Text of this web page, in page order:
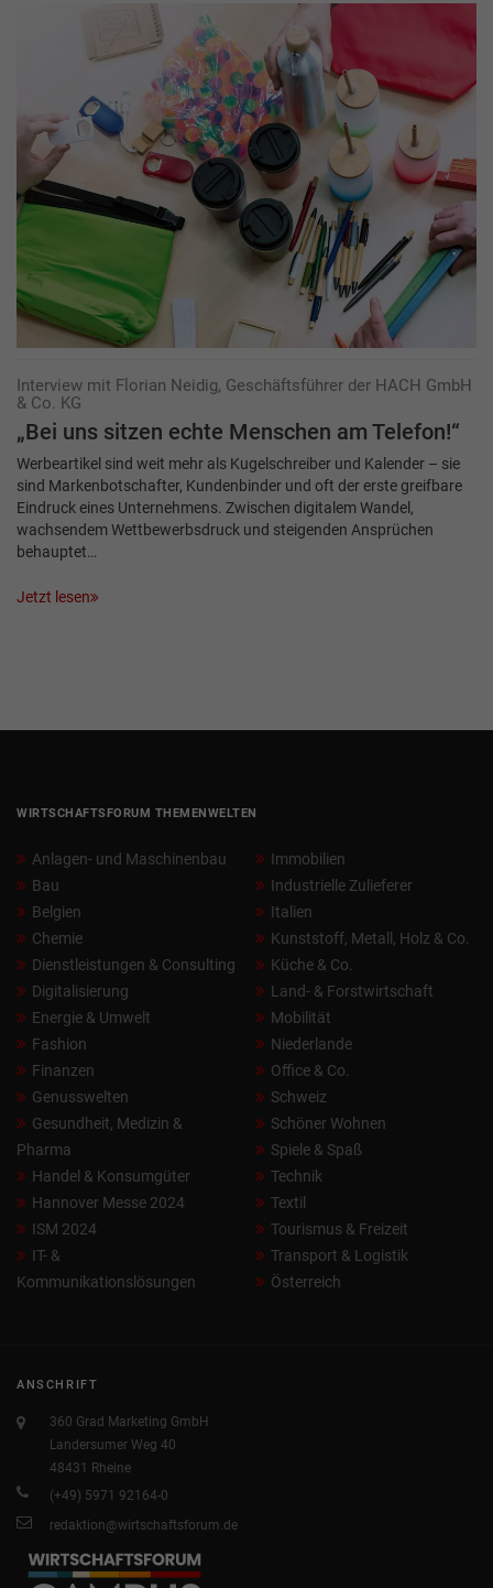
Interview mit Florian Neidig, Geschäftsführer der HACH GmbH
& Co. KG
„Bei uns sitzen echte Menschen am Telefon!“
Werbeartikel sind weit mehr als Kugelschreiber und Kalender – sie
sind Markenbotschafter, Kundenbinder und oft der erste greifbare
Eindruck eines Unternehmens. Zwischen digitalem Wandel,
wachsendem Wettbewerbsdruck und steigenden Ansprüchen
behauptet…
Jetzt lesen
WIRTSCHAFTSFORUM THEMENWELTEN
Anlagen- und Maschinenbau
Bau
Belgien
Chemie
Dienstleistungen & Consulting
Digitalisierung
Energie & Umwelt
Fashion
Finanzen
Genusswelten
Gesundheit, Medizin &
Pharma
Handel & Konsumgüter
Hannover Messe 2024
ISM 2024
IT- &
Kommunikationslösungen
Immobilien
Industrielle Zulieferer
Italien
Kunststoff, Metall, Holz & Co.
Küche & Co.
Land- & Forstwirtschaft
Mobilität
Niederlande
Office & Co.
Schweiz
Schöner Wohnen
Spiele & Spaß
Technik
Textil
Tourismus & Freizeit
Transport & Logistik
Österreich
ANSCHRIFT
360 Grad Marketing GmbH
Landersumer Weg 40
48431 Rheine
(+49) 5971 92164-0
redaktion@wirtschaftsforum.de